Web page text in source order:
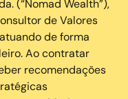
(“Nomad Wealth”),
de Valores
de forma
Ao contratar
recomendações